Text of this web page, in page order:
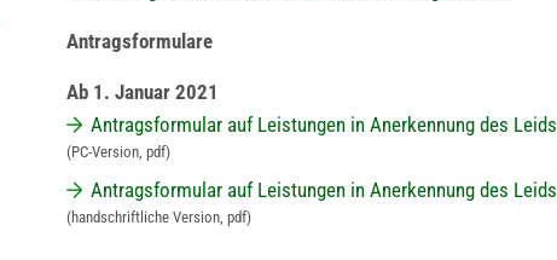
Antragsformulare
Ab 1. Januar 2021
Antragsformular auf Leistungen in Anerkennung des Leids
(PC-Version, pdf)
Antragsformular auf Leistungen in Anerkennung des Leids
(handschriftliche Version, pdf)